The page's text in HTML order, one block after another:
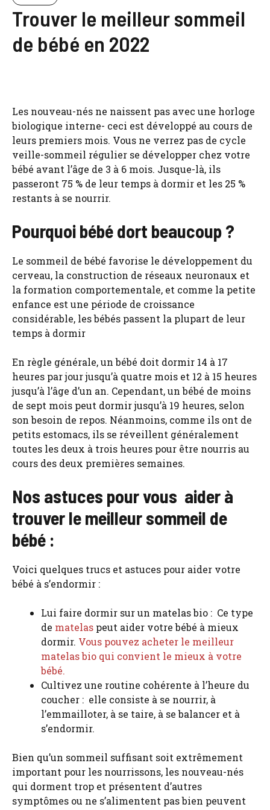
Trouver le meilleur sommeil
de bébé en 2022
Les nouveau-nés ne naissent pas avec une horloge
biologique interne- ceci est développé au cours de
leurs premiers mois. Vous ne verrez pas de cycle
veille-sommeil régulier se développer chez votre
bébé avant l’âge de 3 à 6 mois. Jusque-là, ils
passeront 75 % de leur temps à dormir et les 25 %
restants à se nourrir.
Pourquoi bébé dort beaucoup ?
Le sommeil de bébé favorise le développement du
cerveau, la construction de réseaux neuronaux et
la formation comportementale, et comme la petite
enfance est une période de croissance
considérable, les bébés passent la plupart de leur
temps à dormir
En règle générale, un bébé doit dormir 14 à 17
heures par jour jusqu’à quatre mois et 12 à 15 heures
jusqu’à l’âge d’un an. Cependant, un bébé de moins
de sept mois peut dormir jusqu’à 19 heures, selon
son besoin de repos. Néanmoins, comme ils ont de
petits estomacs, ils se réveillent généralement
toutes les deux à trois heures pour être nourris au
cours des deux premières semaines.
Nos astuces pour vous aider à
trouver le meilleur sommeil de
bébé :
Voici quelques trucs et astuces pour aider votre
bébé à s’endormir :
Lui faire dormir sur un matelas bio : Ce type
de matelas peut aider votre bébé à mieux
dormir. Vous pouvez acheter le meilleur
matelas bio qui convient le mieux à votre
bébé.
Cultivez une routine cohérente à l’heure du
coucher : elle consiste à se nourrir, à
l’emmailloter, à se taire, à se balancer et à
s’endormir.
Bien qu’un sommeil suffisant soit extrêmement
important pour les nourrissons, les nouveau-nés
qui dorment trop et présentent d’autres
symptômes ou ne s’alimentent pas bien peuvent